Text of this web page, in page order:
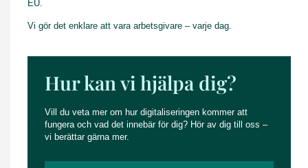
EU.
Vi gör det enklare att vara arbetsgivare – varje dag.
Hur kan vi hjälpa dig? ​
Vill du veta mer om hur digitaliseringen kommer att
fungera och vad det innebär för dig? Hör av dig till oss –
vi berättar gärna mer.